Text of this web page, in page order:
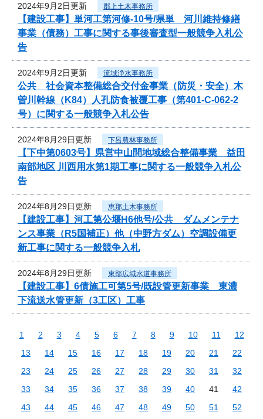
2024年9月2日更新 郡上土木事務所
【建設工事】単河工第河修-10号/県単 河川維持修繕
事業（債務）工事に関する事後審査型一般競争入札公
告
2024年9月2日更新 流域浄水事務所
公共 社会資本整備総合交付金事業（防災・安全）木
曽川幹線（K84）人孔防食被覆工事（第401-C-062-2
号）に関する一般競争入札公告
2024年8月29日更新 下呂農林事務所
【下中第0603号】県営中山間地域総合整備事業 益田
南部地区 川西用水第1期工事に関する一般競争入札公
告
2024年8月29日更新 恵那土木事務所
【建設工事】河工第公堰H6他号/公共 ダムメンテナ
ンス事業（R5国補正）他（中野方ダム）空調設備更
新工事に関する一般競争入札
2024年8月29日更新 東部広域水道事務所
【建設工事】6債施工可第5号/既設管更新事業 東濃
下流送水管更新（3工区）工事
1 2 3 4 5 6 7 8 9 10 11
12
13
14 15 16 17 18 19 20 21
22
23
24 25 26 27 28 29 30 31
32
33
34 35 36 37 38 39 40 41
42
43
44 45 46 47 48 49 50 51
52